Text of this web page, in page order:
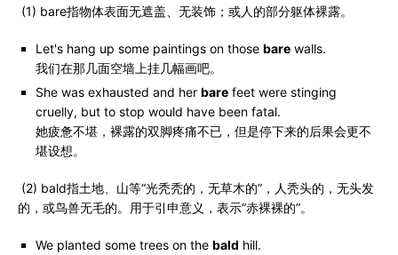
(1) bare指物体表面无遮盖、无装饰；或人的部分躯体裸露。
Let's hang up some paintings on those bare walls.
我们在那几面空墙上挂几幅画吧。
She was exhausted and her bare feet were stinging
cruelly, but to stop would have been fatal.
她疲惫不堪，裸露的双脚疼痛不已，但是停下来的后果会更不
堪设想。
(2) bald指土地、山等“光秃秃的，无草木的”，人秃头的，无头发
的，或鸟兽无毛的。用于引申意义，表示“赤裸裸的”。
We planted some trees on the bald hill.